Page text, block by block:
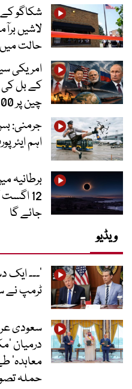
لاشیں
حالت
امریکی
کے بل کی
چین پر 100 فیصد ٹیرف کا خطرہ
جرمنی:
اہم
جائے گا
ویڈیو
’۔۔۔ ایک
ٹرمپ نے
سعودی
درمیان
معاہدہ‘
حملہ